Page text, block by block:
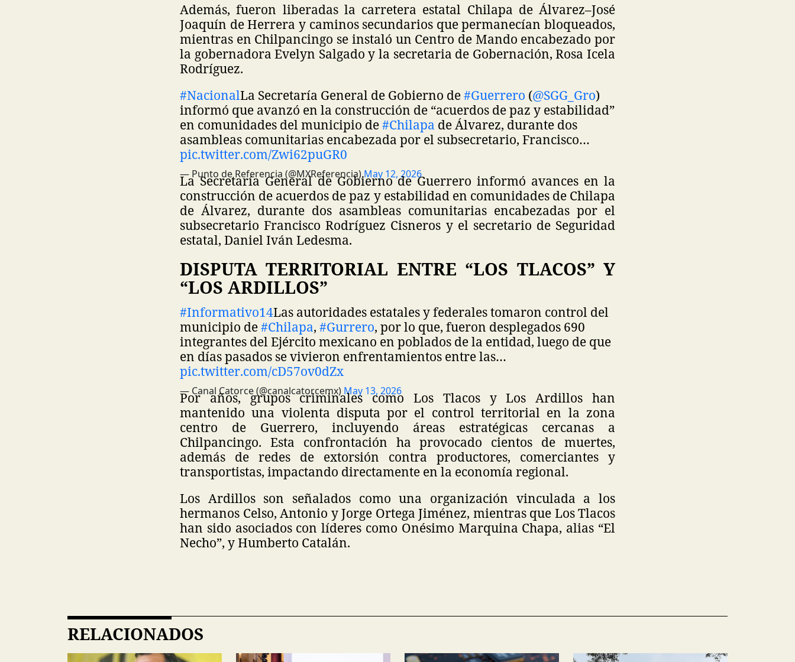
Además, fueron liberadas la carretera estatal Chilapa de Álvarez–José
Joaquín de Herrera y caminos secundarios que permanecían bloqueados,
mientras en Chilpancingo se instaló un Centro de Mando encabezado por
la gobernadora Evelyn Salgado y la secretaria de Gobernación, Rosa Icela
Rodríguez.
#NacionalLa Secretaría General de Gobierno de#Guerrero (@SGG_Gro)
informó que avanzó en la construcción de “acuerdos de paz y estabilidad”
en comunidades del municipio de#Chilapa de Álvarez, durante dos
asambleas comunitarias encabezada por el subsecretario, Francisco…
pic.twitter.com/Zwi62puGR0
— Punto de Referencia (@MXReferencia)May 12, 2026
La Secretaría General de Gobierno de Guerrero informó avances en la
construcción de acuerdos de paz y estabilidad en comunidades de Chilapa
de Álvarez, durante dos asambleas comunitarias encabezadas por el
subsecretario Francisco Rodríguez Cisneros y el secretario de Seguridad
estatal, Daniel Iván Ledesma.
DISPUTA TERRITORIAL ENTRE “LOS TLACOS” Y
“LOS ARDILLOS”
#Informativo14Las autoridades estatales y federales tomaron control del
municipio de#Chilapa, #Gurrero, por lo que, fueron desplegados 690
integrantes del Ejército mexicano en poblados de la entidad, luego de que
en días pasados se vivieron enfrentamientos entre las…
pic.twitter.com/cD57ov0dZx
— Canal Catorce (@canalcatorcemx) May 13, 2026
Por años, grupos criminales como Los Tlacos y Los Ardillos han
mantenido una violenta disputa por el control territorial en la zona
centro de Guerrero, incluyendo áreas estratégicas cercanas a
Chilpancingo. Esta confrontación ha provocado cientos de muertes,
además de redes de extorsión contra productores, comerciantes y
transportistas, impactando directamente en la economía regional.
Los Ardillos son señalados como una organización vinculada a los
hermanos Celso, Antonio y Jorge Ortega Jiménez, mientras que Los Tlacos
han sido asociados con líderes como Onésimo Marquina Chapa, alias “El
Necho”, y Humberto Catalán.
RELACIONADOS